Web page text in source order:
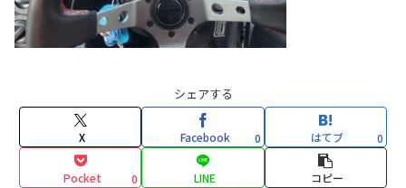
シェアする
X Facebook 0 はてブ 0
Pocket 0 LINE コピー